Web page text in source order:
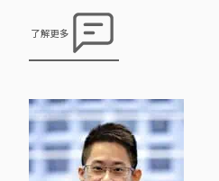
由多间社会服务团体(如明爱中心家
庭服务，圣匠堂社区中心，香港社会
工作者总工会)举办婚姻与和赡养费
了解更多